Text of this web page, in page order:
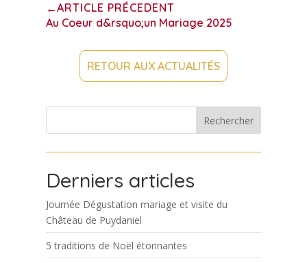
←ARTICLE PRÉCEDENT
Au Coeur d&rsquo;un Mariage 2025
RETOUR AUX ACTUALITÉS
Rechercher
Derniers articles
Journée Dégustation mariage et visite du
Château de Puydaniel
5 traditions de Noël étonnantes